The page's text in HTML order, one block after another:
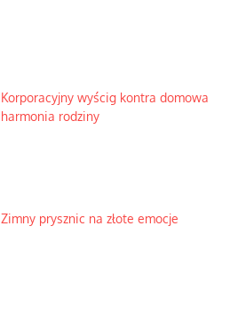
Korporacyjny wyścig kontra domowa
harmonia rodziny
Zimny prysznic na złote emocje